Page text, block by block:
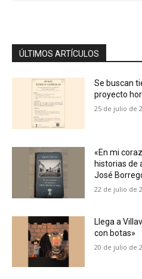
ÚLTIMOS ARTÍCULOS
Se buscan
proyecto
25 de julio de
«En mi
historias de
José
22 de julio de
Llega a
con botas»
20 de julio de